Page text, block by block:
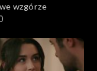
wzgórze